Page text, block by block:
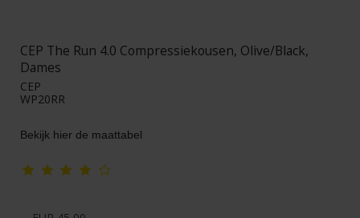
CEP The Run 4.0 Compressiekousen, Olive/Black,
Dames
CEP
WP20RR
Bekijk hier de maattabel